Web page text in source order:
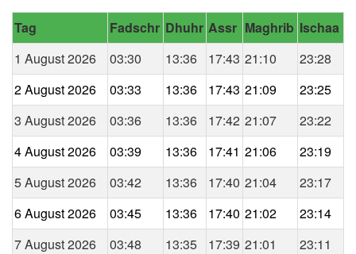
Tag Fadschr Dhuhr Assr Maghrib Ischaa
1 August 2026
03:30 13:36 17:43 21:10
23:28
2 August 2026
03:33 13:36 17:43 21:09
23:25
3 August 2026
03:36 13:36 17:42 21:07
23:22
4 August 2026
03:39 13:36 17:41 21:06
23:19
5 August 2026
03:42 13:36 17:40 21:04
23:17
6 August 2026
03:45 13:36 17:40 21:02
23:14
7 August 2026
03:48 13:35 17:39 21:01
23:11